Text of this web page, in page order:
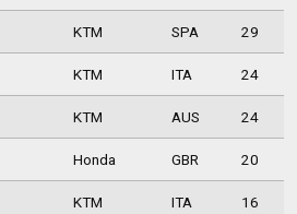
KTM SPA 29
KTM ITA 24
KTM AUS 24
Honda GBR 20
KTM ITA 16